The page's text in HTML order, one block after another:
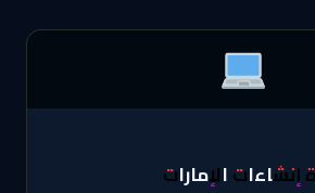
إنشاءات الإمارات